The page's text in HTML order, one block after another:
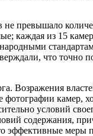
превышало
каждая из 15
что точно
Возражения
фотографии камер,
условий
содержания,
эффективные